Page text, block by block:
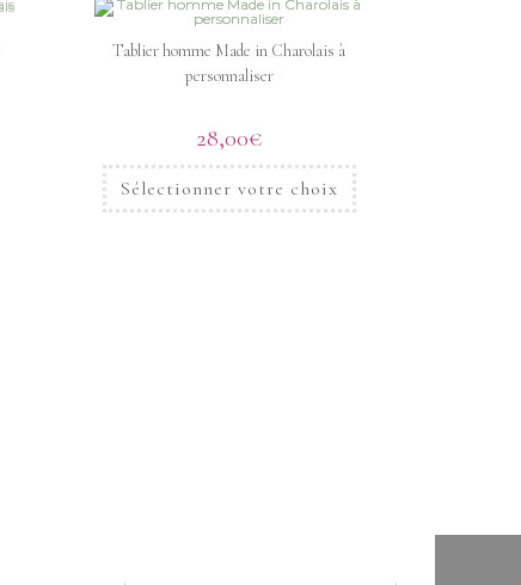
Tablier homme Made in Charolais à
personnaliser
28,00€
Sélectionner votre choix